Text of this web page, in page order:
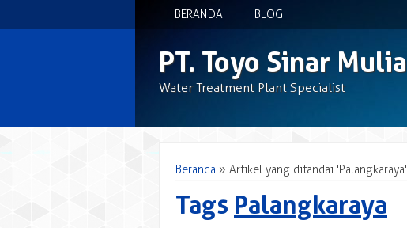
BERANDA BLOG
PT. Toyo Sinar Mulia
Water Treatment Plant Specialist
Beranda » Artikel yang ditandai 'Palangkaraya'
Tags Palangkaraya